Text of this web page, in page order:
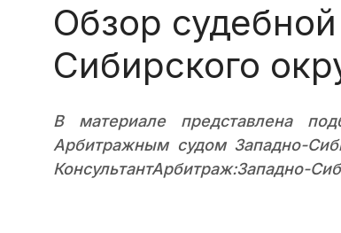
Обзор
Сибирского
В материале представлена
Арбитражным судом Западно-
КонсультантАрбитраж:Западно-